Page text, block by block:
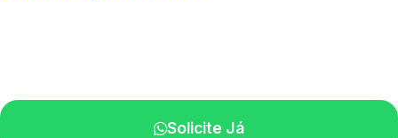
Solicite Já